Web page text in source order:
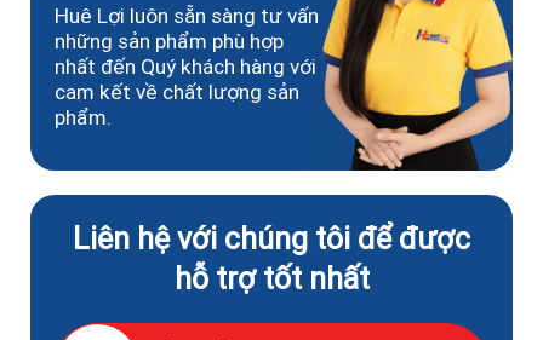
Huê Lợi luôn sẵn sàng tư vấn
những sản phẩm phù hợp
nhất đến Quý khách hàng với
cam kết về chất lượng sản
phẩm.
Liên hệ với chúng tôi để được
hỗ trợ tốt nhất